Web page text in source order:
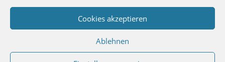
Cookies akzeptieren
Ablehnen
Telefon: 05041/ 770307
Email: verwaltung(at)portal-hdb.de